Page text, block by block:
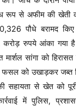
से अफीम की खेती की
पौधे बरामद किए
करोड़ रुपये आंका गया
मार्शल सांगा को
फसल को उखाड़कर जब्त
सहायता से खेत को
में पुलिस,